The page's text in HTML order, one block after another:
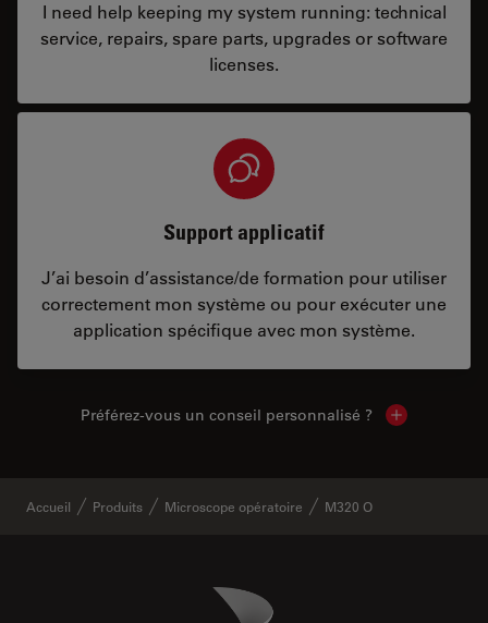
I need help keeping my system running: technical
service, repairs, spare parts, upgrades or software
licenses.
Support applicatif
J’ai besoin d’assistance/de formation pour utiliser
correctement mon système ou pour exécuter une
application spécifique avec mon système.
Préférez-vous un conseil personnalisé ? Show local
Accueil Produits Microscope opératoire M320 O
Danaher Logo